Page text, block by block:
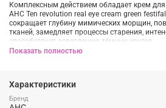
Комплексным действием обладает крем
AHC Ten revolution real eye cream green
сокращает глубину мимических морщин,
тканей, замедляет процессы старения,
способствует осветлению тёмных кругов.
Крем выполнен на безводной основе, где
восстанавливает повреждённые ткани, но
Показать полностью
Характеристики
Бренд